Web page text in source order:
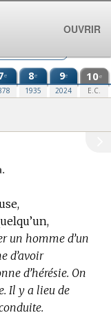
e 8e
1935
9e
2024
10e
E.C.
un homme d’un
d’avoir
d’hérésie. On
Il y a lieu de
OUVRIR